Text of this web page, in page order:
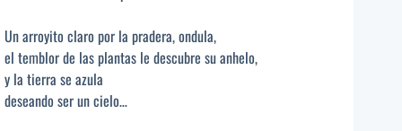
Un arroyito claro por la pradera, ondula,
el temblor de las plantas le descubre su anhelo,
y la tierra se azula
deseando ser un cielo…